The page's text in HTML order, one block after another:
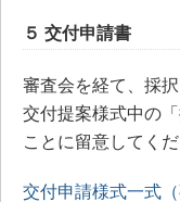
５ 交付申請書
審査会を経て、採
交付提案様式中の
ことに留意してくだ
交付申請様式一式